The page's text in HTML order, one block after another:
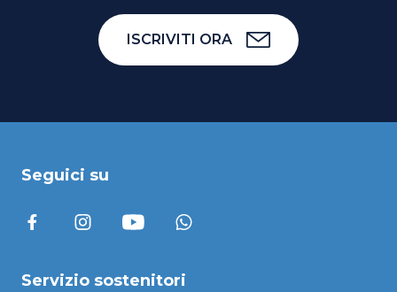
ISCRIVITI ORA
Seguici su
Servizio sostenitori